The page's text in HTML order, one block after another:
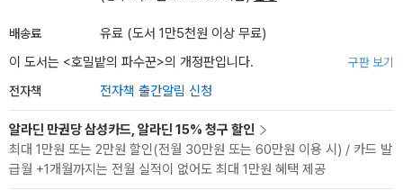
배송료
유료 (도서 1만5천원 이상 무료)
이 도서는 <호밀밭의 파수꾼>의 개정판입니다. 구판 보기
전자책 전자책 출간알림 신청
알라딘 만권당 삼성카드, 알라딘 15% 청구 할인
최대 1만원 또는 2만원 할인(전월 30만원 또는 60만원 이용 시) / 카드 발
급월 +1개월까지는 전월 실적이 없어도 최대 1만원 혜택 제공